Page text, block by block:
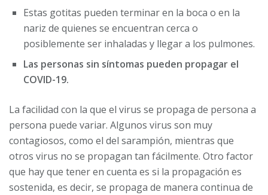
Estas gotitas pueden terminar en la boca o en la
nariz de quienes se encuentran cerca o
posiblemente ser inhaladas y llegar a los pulmones.
Las personas sin síntomas pueden propagar el
COVID-19.
La facilidad con la que el virus se propaga de persona a
persona puede variar. Algunos virus son muy
contagiosos, como el del sarampión, mientras que
otros virus no se propagan tan fácilmente. Otro factor
que hay que tener en cuenta es si la propagación es
sostenida, es decir, se propaga de manera continua de